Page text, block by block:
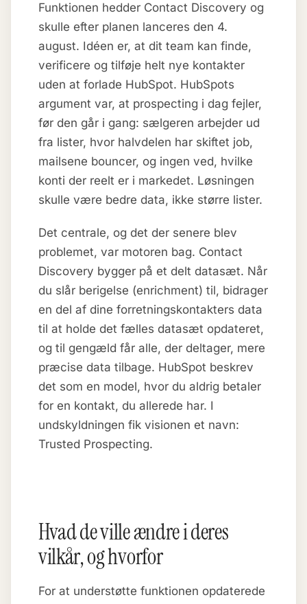
Funktionen hedder Contact Discovery og
skulle efter planen lanceres den 4.
august. Idéen er, at dit team kan finde,
verificere og tilføje helt nye kontakter
uden at forlade HubSpot. HubSpots
argument var, at prospecting i dag fejler,
før den går i gang: sælgeren arbejder ud
fra lister, hvor halvdelen har skiftet job,
mailsene bouncer, og ingen ved, hvilke
konti der reelt er i markedet. Løsningen
skulle være bedre data, ikke større lister.
Det centrale, og det der senere blev
problemet, var motoren bag. Contact
Discovery bygger på et delt datasæt. Når
du slår berigelse (enrichment) til, bidrager
en del af dine forretningskontakters data
til at holde det fælles datasæt opdateret,
og til gengæld får alle, der deltager, mere
præcise data tilbage. HubSpot beskrev
det som en model, hvor du aldrig betaler
for en kontakt, du allerede har. I
undskyldningen fik visionen et navn:
Trusted Prospecting.
Hvad de ville ændre i deres
vilkår, og hvorfor
For at understøtte funktionen opdaterede